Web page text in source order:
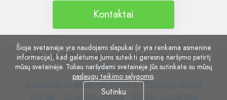
Kontaktai
© Site.pro 2011. Svetainių konstruktorius.Jungtinės
Valstijos.
Susisiekite su pardavimų skyriumi
Paslaugų
Paslaugų teikimo
Privatumo politika
Šioje svetainėje yra naudojami slapukai (ir yra renkama asmeninė
informacija), kad galėtume Jums suteikti geresnę naršymo patirtį
mūsų svetainėje. Toliau naršydami svetainėje Jūs sutinkate su mūsų
paslaugų teikimo sąlygomis.
Sutinku